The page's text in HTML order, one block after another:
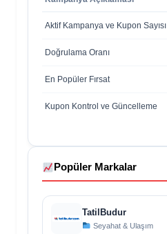
Aktif Kampanya ve Kupon Sayısı
Doğrulama Oranı
En Popüler Fırsat
Kupon Kontrol ve Güncelleme
Popüler Markalar
TatilBudur
Seyahat & Ulaşım